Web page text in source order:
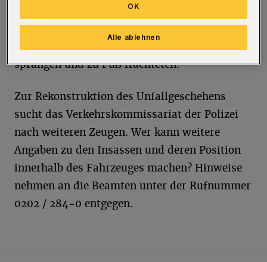
eine ärztliche Behandlung notwendig
machten. Zeugen beobachteten, wie drei
offenbar Minderjährige aus dem Ford
sprangen und zu Fuß flüchteten.
Zur Rekonstruktion des Unfallgeschehens
sucht das Verkehrskommissariat der Polizei
nach weiteren Zeugen. Wer kann weitere
Angaben zu den Insassen und deren Position
innerhalb des Fahrzeuges machen? Hinweise
nehmen an die Beamten unter der Rufnummer
0202 / 284-0 entgegen.
Alle ablehnen
OK